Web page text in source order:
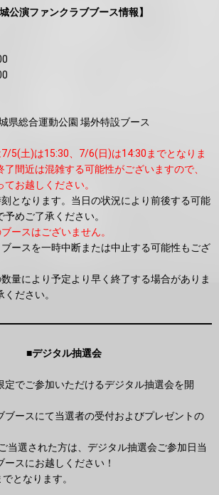
城公演ファンクラブブース情報】
県総合運動公園 場外特設ブース
5(土)は15:30、7/6(日)は14:30までとなりま
間近は混雑する可能性がございますので、
お越しください。
となります。当日の状況により前後する可能
めご了承ください。
ースはございません。
ースを一時中断または中止する可能性もござ
量により予定より早く終了する場合がありま
ださい。
■デジタル抽選会
定でご参加いただけるデジタル抽選会を開
ブースにて当選者の受付およびプレゼントの
当選された方は、デジタル抽選会ご参加日当
ースにお越しください！
となります。